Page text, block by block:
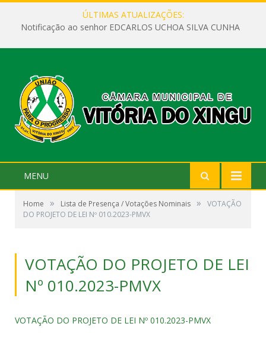
ÚLTIMAS ATUALIZAÇÕES:
Notificação ao senhor EDCARLOS UCHOA SILVA CUNHA
MENU
Home » Lista de Presença / Votações Nominais »
VOTAÇÃO
DO PROJETO DE LEI Nº 010.2023-PMVX
VOTAÇÃO DO PROJETO DE LEI
Nº 010.2023-PMVX
VOTAÇÃO DO PROJETO DE LEI Nº 010.2023-PMVX